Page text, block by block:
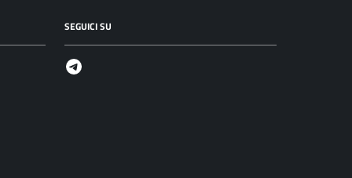
SEGUICI SU